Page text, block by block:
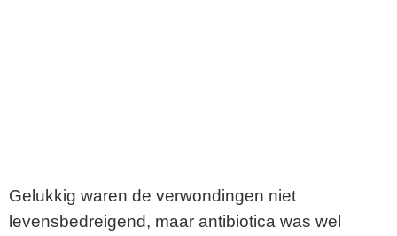
Gelukkig waren de verwondingen niet
levensbedreigend, maar antibiotica was wel